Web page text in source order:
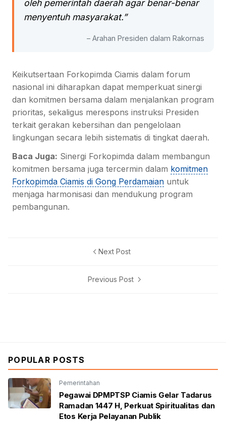
oleh pemerintah daerah agar benar-benar
menyentuh masyarakat.”
– Arahan Presiden dalam Rakornas
Keikutsertaan Forkopimda Ciamis dalam forum
nasional ini diharapkan dapat memperkuat sinergi
dan komitmen bersama dalam menjalankan program
prioritas, sekaligus merespons instruksi Presiden
terkait gerakan kebersihan dan pengelolaan
lingkungan secara lebih sistematis di tingkat daerah.
Baca Juga: Sinergi Forkopimda dalam membangun
komitmen bersama juga tercermin dalam komitmen
Forkopimda Ciamis di Gong Perdamaian untuk
menjaga harmonisasi dan mendukung program
pembangunan.
Next Post
Previous Post
POPULAR POSTS
Pemerintahan
Pegawai DPMPTSP Ciamis Gelar Tadarus
Ramadan 1447 H, Perkuat Spiritualitas dan
Etos Kerja Pelayanan Publik